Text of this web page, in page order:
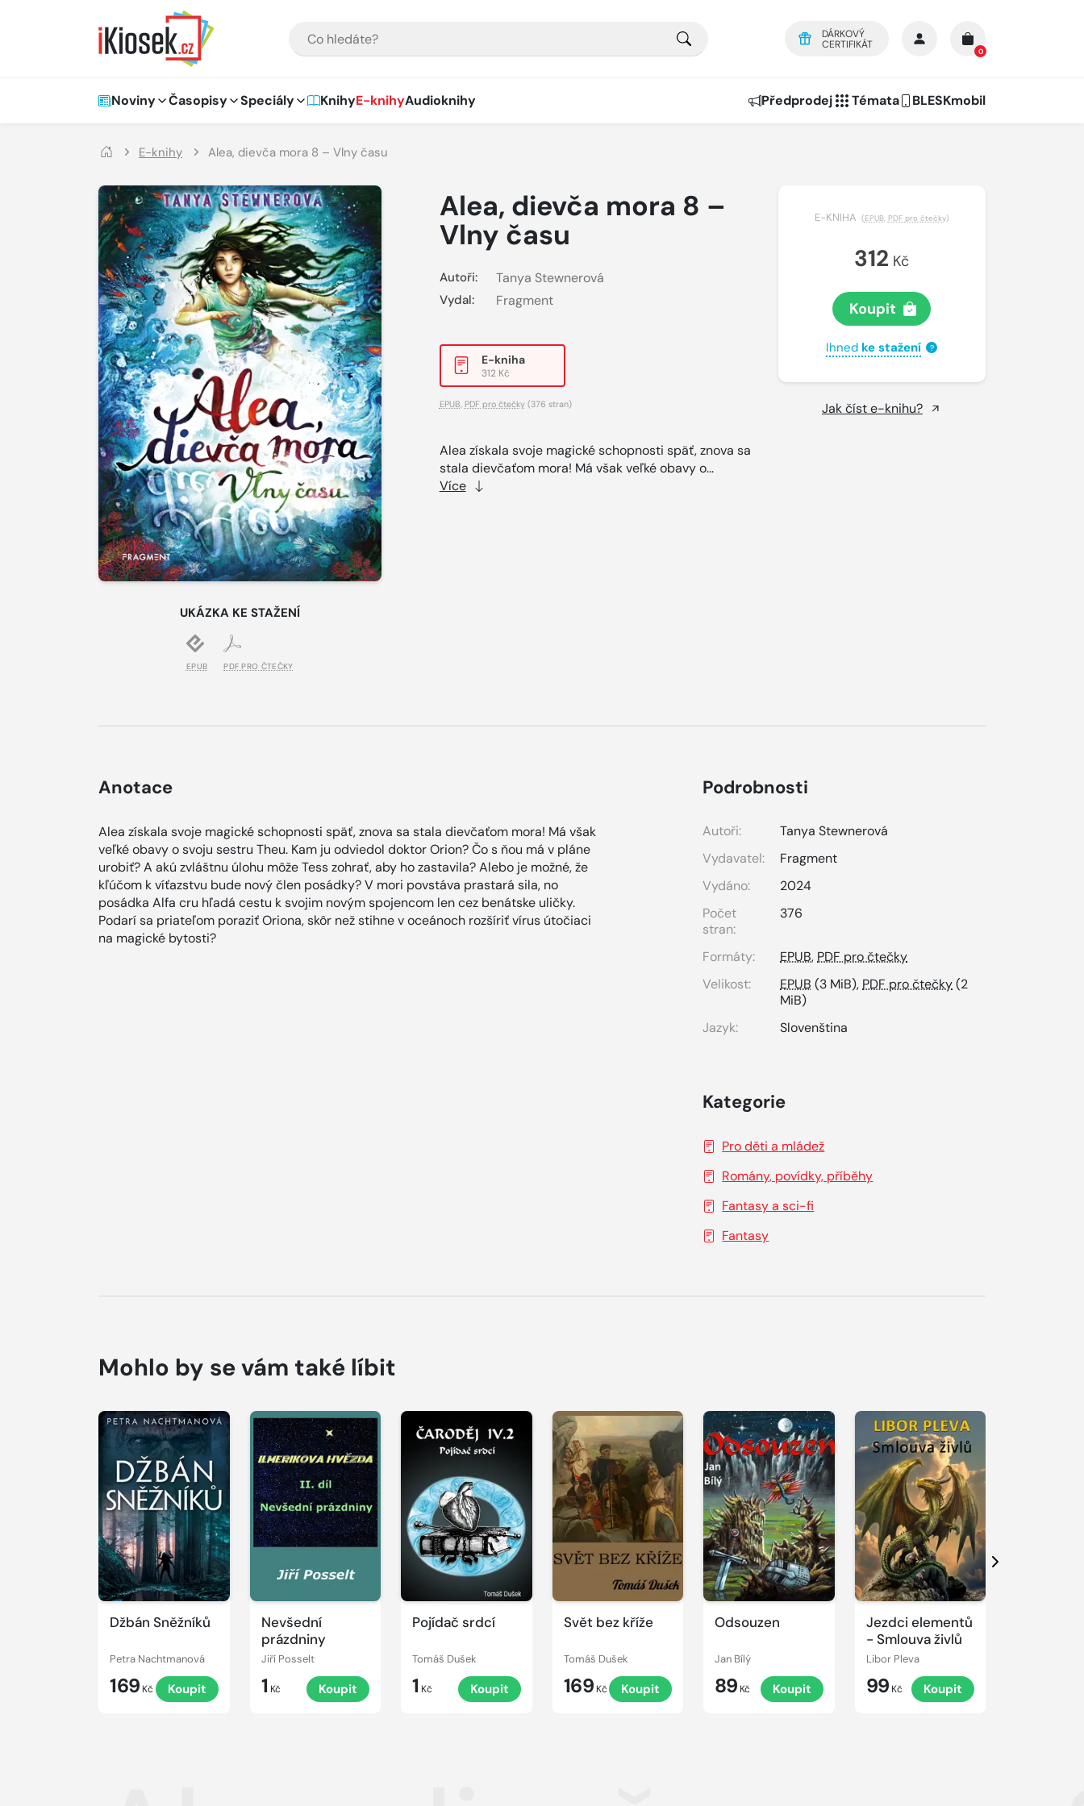
DÁRKOVÝ
CERTIFIKÁT
0
Hlavní navigace
Noviny Časopisy Speciály KnihyE-knihyAudioknihy Předprodej Témata BLESKmobil
E-knihy Alea, dievča mora 8 – Vlny času
UKÁZKA KE STAŽENÍ
EPUB PDF PRO ČTEČKY
Alea, dievča mora 8 –
Vlny času
Autoři: Tanya Stewnerová
Vydal: Fragment
E-kniha
312 Kč
EPUB PDF pro čtečky(376 stran)
Alea získala svoje magické schopnosti späť, znova sa
stala dievčaťom mora! Má však veľké obavy o...
Více
E-KNIHA (EPUB, PDF pro čtečky)
312 Kč
Koupit
Ihned ke stažení ?
Jak číst e-knihu?
Anotace
Alea získala svoje magické schopnosti späť, znova sa stala dievčaťom mora! Má však
veľké obavy o svoju sestru Theu. Kam ju odviedol doktor Orion? Čo s ňou má v pláne
urobiť? A akú zvláštnu úlohu môže Tess zohrať, aby ho zastavila? Alebo je možné, že
kľúčom k víťazstvu bude nový člen posádky? V mori povstáva prastará sila, no
posádka Alfa cru hľadá cestu k svojim novým spojencom len cez benátske uličky.
Podarí sa priateľom poraziť Oriona, skôr než stihne v oceánoch rozšíriť vírus útočiaci
na magické bytosti?
Podrobnosti
Autoři:
Tanya Stewnerová
Vydavatel:
Fragment
Vydáno:
2024
Počet
stran:
376
Formáty: EPUB, PDF pro čtečky
Velikost:
EPUB (3 MiB), PDF pro čtečky(2
MiB)
Jazyk:
Slovenština
Kategorie
Pro děti a mládež
Romány, povídky, příběhy
Fantasy a sci-fi
Fantasy
Mohlo by se vám také líbit
Džbán Sněžníků
Petra Nachtmanová
169 Kč Koupit
Nevšední
prázdniny
Jiří Posselt
1 Kč Koupit
Pojídač srdcí
Tomáš Dušek
1 Kč Koupit
Svět bez kříže
Tomáš Dušek
169 Kč Koupit
Odsouzen
Jan Bílý
89 Kč Koupit
Jezdci elementů
- Smlouva živlů
Libor Pleva
99 Kč Koupit
Další